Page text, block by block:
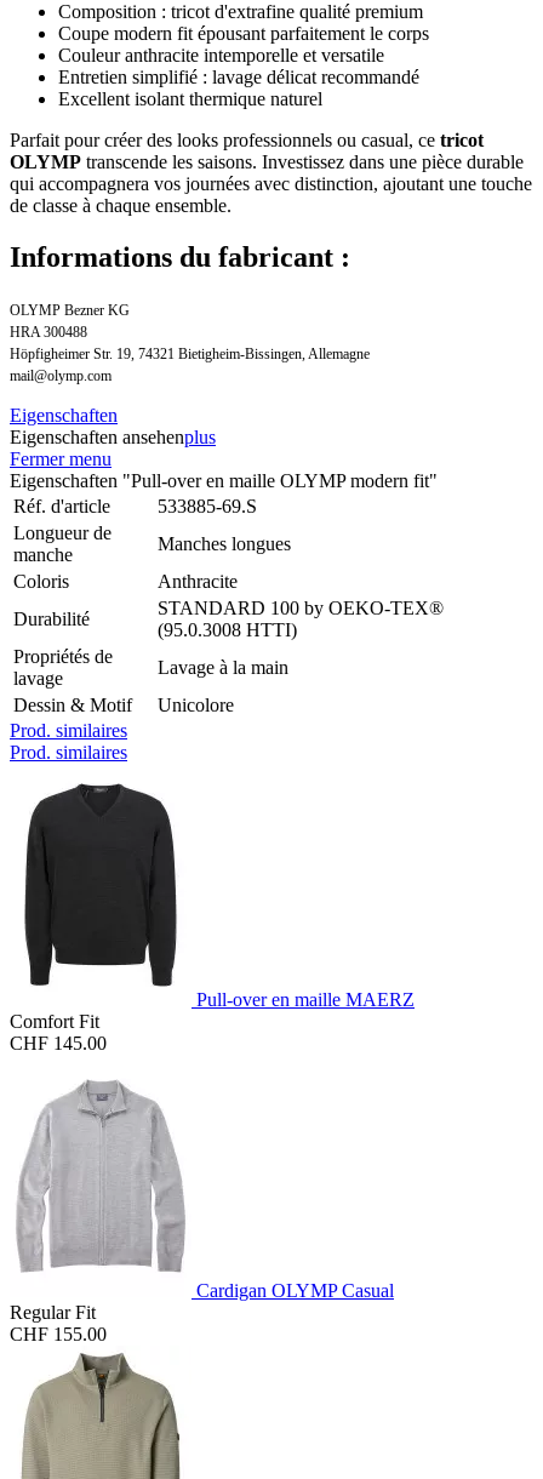
Composition : tricot d'extrafine qualité premium
Coupe modern fit épousant parfaitement le corps
Couleur anthracite intemporelle et versatile
Entretien simplifié : lavage délicat recommandé
Excellent isolant thermique naturel
Parfait pour créer des looks professionnels ou casual, ce tricot
OLYMP transcende les saisons. Investissez dans une pièce durable
qui accompagnera vos journées avec distinction, ajoutant une touche
de classe à chaque ensemble.
Informations du fabricant :
OLYMP Bezner KG
HRA 300488
Höpfigheimer Str. 19, 74321 Bietigheim-Bissingen, Allemagne
mail@olymp.com
Eigenschaften
Eigenschaften ansehenplus
Fermer menu
Eigenschaften "Pull-over en maille OLYMP modern fit"
Réf. d'article
533885-69.S
Longueur de
manche
Manches longues
Coloris
Anthracite
Durabilité
STANDARD 100 by OEKO-TEX®
(95.0.3008 HTTI)
Propriétés de
lavage
Lavage à la main
Dessin & Motif
Unicolore
Prod. similaires
Prod. similaires
Pull-over en maille MAERZ
Comfort Fit
CHF 145.00
Cardigan OLYMP Casual
Regular Fit
CHF 155.00